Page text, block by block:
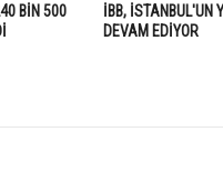
BİN 500
İBB, İSTANBUL'UN
DEVAM EDİYOR